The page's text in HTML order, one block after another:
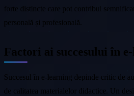
forte distincte care pot contribui
personală și profesională.
Factori ai succesului în
Succesul în e-learning depinde critic de
de calitatea materialelor didactice. Un